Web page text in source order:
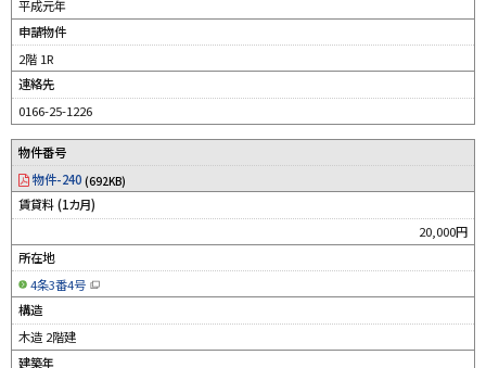
開
ま
）
平成元年
申請物件
2階 1R
連絡先
0166-25-1226
物件番号
物件-240 (692KB)
賃貸料 (1カ月)
20,000円
所在地
4条3番4号
（
規
ン
構造
木造 2階建
建築年